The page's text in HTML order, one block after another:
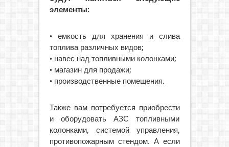
элементы:
• емкость для хранения и слива
топлива различных видов;
• навес над топливными колонками;
• магазин для продажи;
• производственные помещения.
Также вам потребуется приобрести
и оборудовать АЗС топливными
колонками, системой управления,
противопожарным стендом. А если